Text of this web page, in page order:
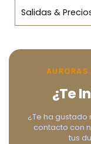
Salidas &
AURORAS
¿Te
¿Te ha gustado
contacto con
tus